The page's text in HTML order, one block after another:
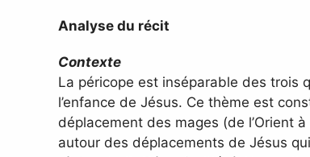
Analyse du récit
Contexte
La péricope est inséparable des trois
l’enfance de Jésus. Ce thème est
déplacement des mages (de l’Orient
autour des déplacements de Jésus